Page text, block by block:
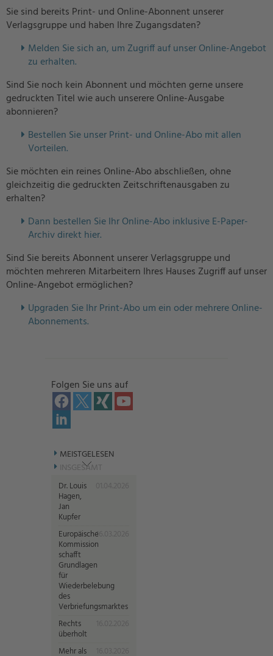
Sie sind bereits Print- und Online-Abonnent unserer
Verlagsgruppe und haben Ihre Zugangsdaten?
Melden Sie sich an, um Zugriff auf unser Online-Angebot
zu erhalten.
Sind Sie noch kein Abonnent und möchten gerne unsere
gedruckten Titel wie auch unserere Online-Ausgabe
abonnieren?
Bestellen Sie unser Print- und Online-Abo mit allen
Vorteilen.
Sie möchten ein reines Online-Abo abschließen, ohne
gleichzeitig die gedruckten Zeitschriftenausgaben zu
erhalten?
Dann bestellen Sie Ihr Online-Abo inklusive E-Paper-
Archiv direkt hier.
Sind Sie bereits Abonnent unserer Verlagsgruppe und
möchten mehreren Mitarbeitern Ihres Hauses Zugriff auf unser
Online-Angebot ermöglichen?
Upgraden Sie Ihr Print-Abo um ein oder mehrere Online-
Abonnements.
Folgen Sie uns auf
MEISTGELESEN
INSGESAMT
Dr. Louis
Hagen,
Jan
Kupfer
16.03.2026
Europäische
Kommission
schafft
Grundlagen
für
Wiederbelebung
des
Verbriefungsmarktes
Rechts
überholt
Mehr als